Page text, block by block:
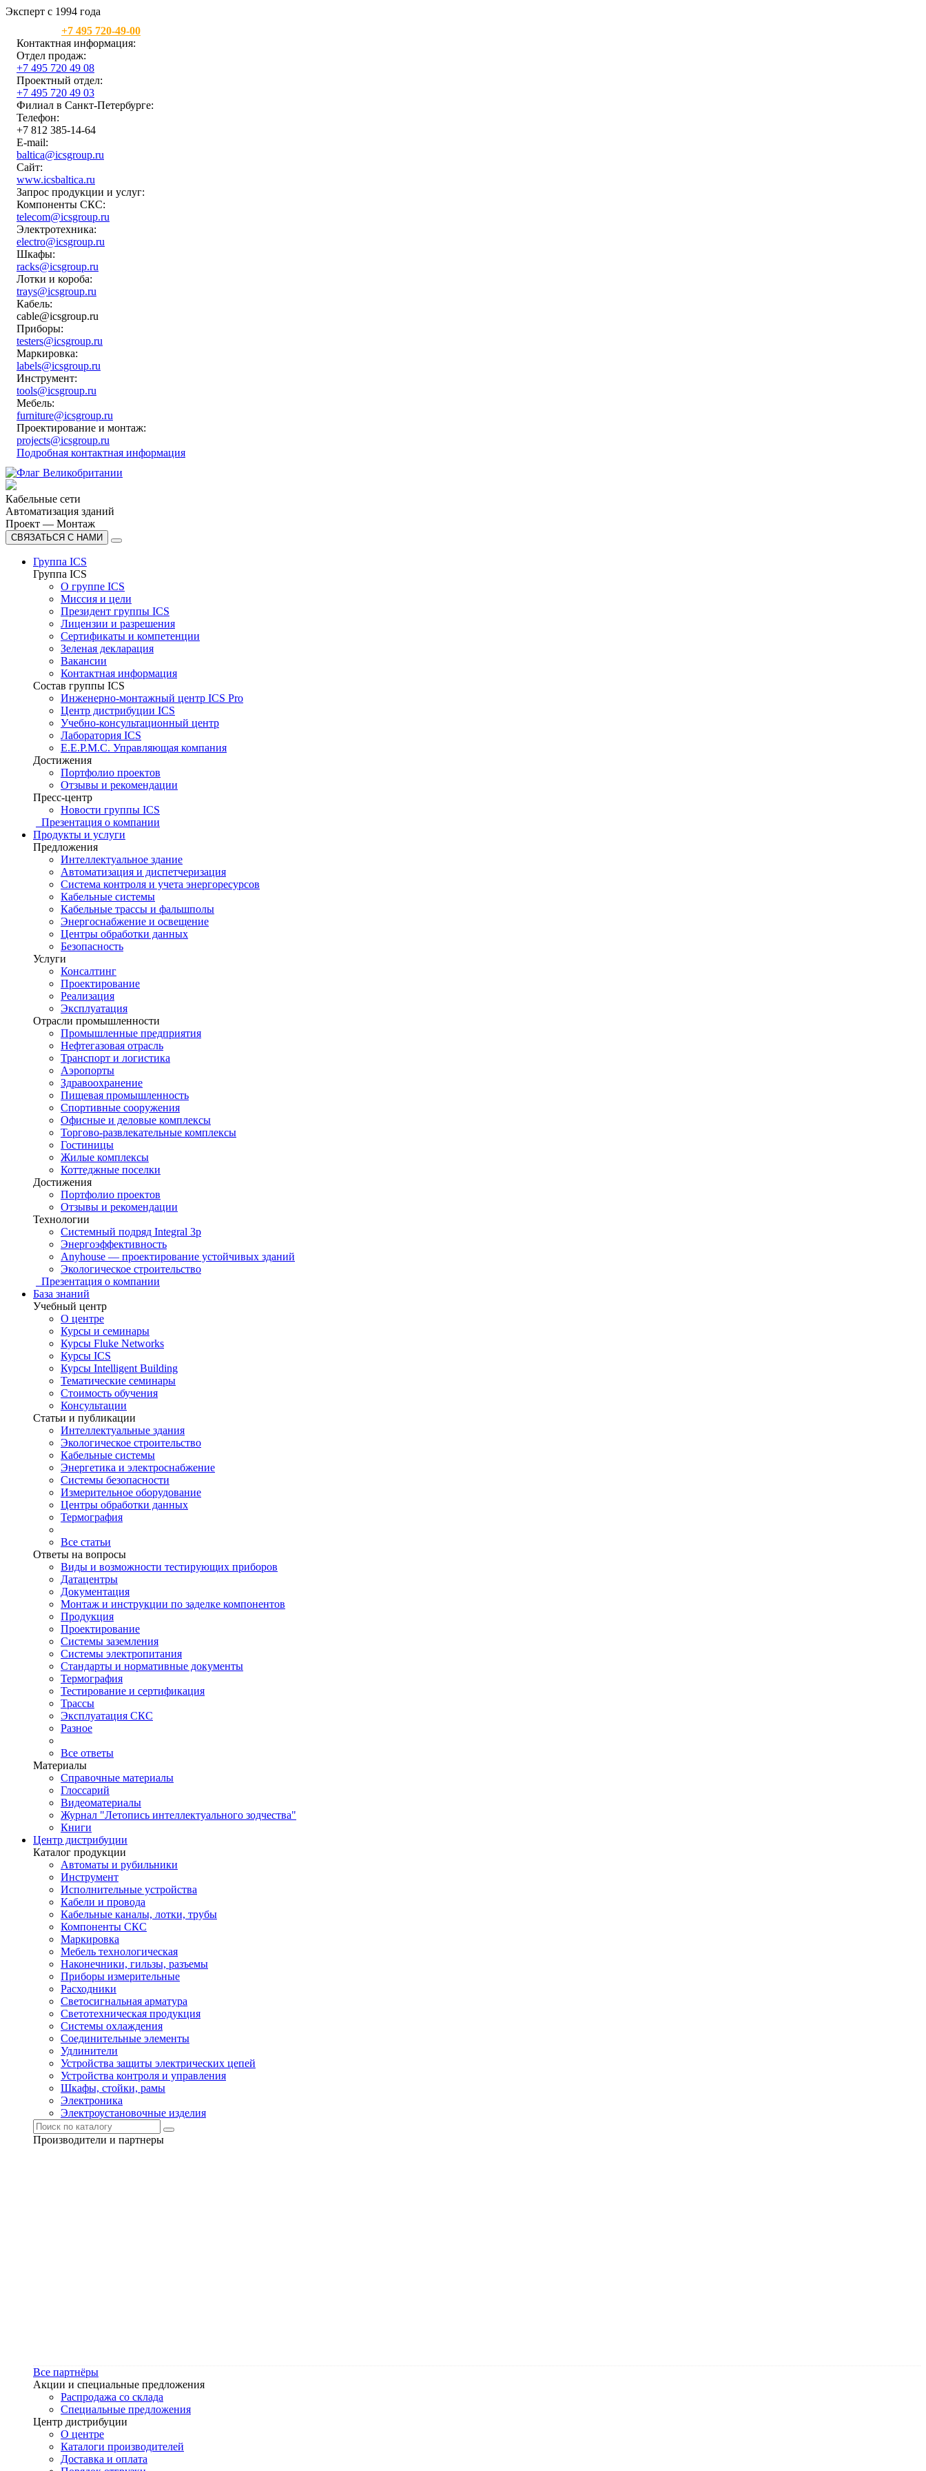
Эксперт с 1994 года
+7 495 720-49-00
Контактная информация:
Отдел продаж:
+7 495 720 49 08
Проектный отдел:
+7 495 720 49 03
Филиал в Санкт-Петербурге:
Телефон:
+7 812 385-14-64
E-mail:
baltica@icsgroup.ru
Сайт:
www.icsbaltica.ru
Запрос продукции и услуг:
Компоненты СКС:
telecom@icsgroup.ru
Электротехника:
electro@icsgroup.ru
Шкафы:
racks@icsgroup.ru
Лотки и короба:
trays@icsgroup.ru
Кабель:
cable@icsgroup.ru
Приборы:
testers@icsgroup.ru
Маркировка:
labels@icsgroup.ru
Инструмент:
tools@icsgroup.ru
Мебель:
furniture@icsgroup.ru
Проектирование и монтаж:
projects@icsgroup.ru
Подробная контактная информация
Кабельные сети
Автоматизация зданий
Проект — Монтаж
СВЯЗАТЬСЯ С НАМИ
Группа ICS
Группа ICS
О группе ICS
Миссия и цели
Президент группы ICS
Лицензии и разрешения
Сертификаты и компетенции
Зеленая декларация
Вакансии
Контактная информация
Состав группы ICS
Инженерно-монтажный центр ICS Pro
Центр дистрибуции ICS
Учебно-консультационный центр
Лаборатория ICS
E.E.P.M.C. Управляющая компания
Достижения
Портфолио проектов
Отзывы и рекомендации
Пресс-центр
Новости группы ICS
Презентация о компании
Продукты и услуги
Предложения
Интеллектуальное здание
Автоматизация и диспетчеризация
Система контроля и учета энергоресурсов
Кабельные системы
Кабельные трассы и фальшполы
Энергоснабжение и освещение
Центры обработки данных
Безопасность
Услуги
Консалтинг
Проектирование
Реализация
Эксплуатация
Отрасли промышленности
Промышленные предприятия
Нефтегазовая отрасль
Транспорт и логистика
Аэропорты
Здравоохранение
Пищевая промышленность
Спортивные сооружения
Офисные и деловые комплексы
Торгово-развлекательные комплексы
Гостиницы
Жилые комплексы
Коттеджные поселки
Достижения
Портфолио проектов
Отзывы и рекомендации
Технологии
Системный подряд Integral 3p
Энергоэффективность
Anyhouse — проектирование устойчивых зданий
Экологическое строительство
Презентация о компании
База знаний
Учебный центр
О центре
Курсы и семинары
Курсы Fluke Networks
Курсы ICS
Курсы Intelligent Building
Тематические семинары
Стоимость обучения
Консультации
Статьи и публикации
Интеллектуальные здания
Экологическое строительство
Кабельные системы
Энергетика и электроснабжение
Системы безопасности
Измерительное оборудование
Центры обработки данных
Термография
Все статьи
Ответы на вопросы
Виды и возможности тестирующих приборов
Датацентры
Документация
Монтаж и инструкции по заделке компонентов
Продукция
Проектирование
Системы заземления
Системы электропитания
Стандарты и нормативные документы
Термография
Тестирование и сертификация
Трассы
Эксплуатация СКС
Разное
Все ответы
Материалы
Справочные материалы
Глоссарий
Видеоматериалы
Журнал "Летопись интеллектуального зодчества"
Книги
Центр дистрибуции
Каталог продукции
Автоматы и рубильники
Инструмент
Исполнительные устройства
Кабели и провода
Кабельные каналы, лотки, трубы
Компоненты СКС
Маркировка
Мебель технологическая
Наконечники, гильзы, разъемы
Приборы измерительные
Расходники
Светосигнальная арматура
Светотехническая продукция
Системы охлаждения
Соединительные элементы
Удлинители
Устройства защиты электрических цепей
Устройства контроля и управления
Шкафы, стойки, рамы
Электроника
Электроустановочные изделия
Производители и партнеры
Все партнёры
Акции и специальные предложения
Распродажа со склада
Специальные предложения
Центр дистрибуции
О центре
Каталоги производителей
Доставка и оплата